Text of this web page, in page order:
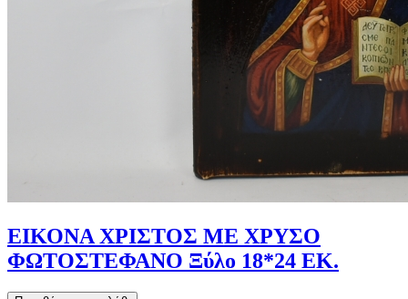
ΕΙΚΟΝΑ ΧΡΙΣΤΟΣ ΜΕ ΧΡΥΣΟ
ΦΩΤΟΣΤΕΦΑΝΟ Ξύλο 18*24 ΕΚ.